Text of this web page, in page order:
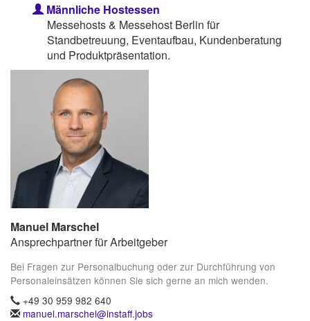
Männliche Hostessen
Messehosts & Messehost Berlin für
Standbetreuung, Eventaufbau, Kundenberatung
und Produktpräsentation.
Manuel Marschel
Ansprechpartner für Arbeitgeber
Bei Fragen zur Personalbuchung oder zur Durchführung von
Personaleinsätzen können Sie sich gerne an mich wenden.
+49 30 959 982 640
manuel.marschel@instaff.jobs